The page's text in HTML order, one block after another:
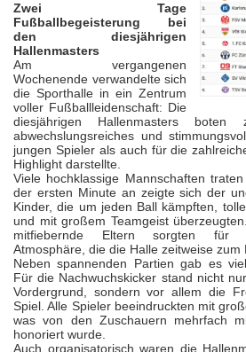
Zwei Tage
Fußballbegeisterung bei
den diesjährigen
Hallenmasters
Am vergangenen
Wochenende verwandelte sich
die Sporthalle in ein Zentrum
voller Fußballleidenschaft: Die
diesjährigen Hallenmasters
abwechslungsreiches und
jungen Spieler als auch für die
Highlight darstellte.
Viele hochklassige Mannschaften
der ersten Minute an zeigte sich der
Kinder, die um jeden Ball kämpften,
und mit großem Teamgeist
mitfiebernde Eltern sorgten für
Atmosphäre, die die Halle zeitweise zum
Neben spannenden Partien gab es
Für die Nachwuchskicker stand nicht
Vordergrund, sondern vor allem die
Spiel. Alle Spieler beeindruckten mit
was von den Zuschauern mehrfach
honoriert wurde.
Auch organisatorisch waren die